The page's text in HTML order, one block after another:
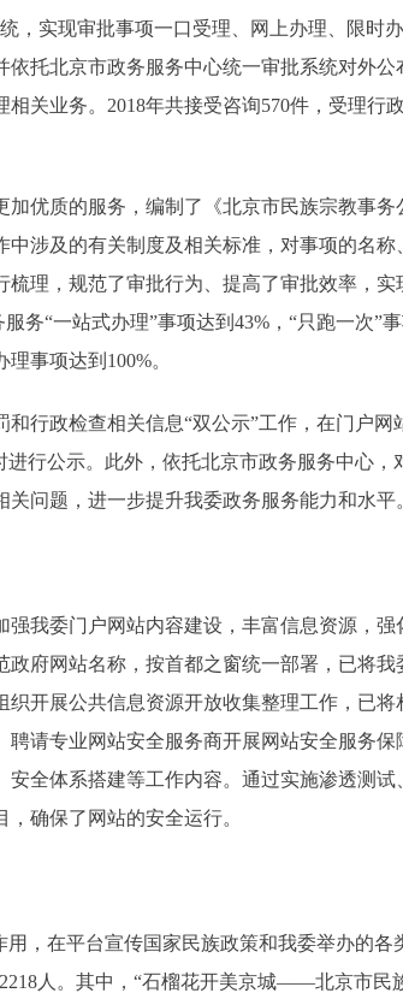
实现审批事项一口受理、网上办理、限时
托北京市政务服务中心统一审批系统对外
关业务。2018年共接受咨询570件，受理行
质的服务，编制了《北京市民族宗教事务
涉及的有关制度及相关标准，对事项的名
理，规范了审批行为、提高了审批效率，
务“一站式办理”事项达到43%，“只跑一次”
事项达到100%。
政检查相关信息“双公示”工作，在门户网
行公示。此外，依托北京市政务服务中心，
问题，进一步提升我委政务服务能力和水平
委门户网站内容建设，丰富信息资源，强
府网站名称，按首都之窗统一部署，已将
开展公共信息资源开放收集整理工作，已
请专业网站安全服务商开展网站安全服务
全体系搭建等工作内容。通过实施渗透测试
确保了网站的安全运行。
，在平台宣传国家民族政策和我委举办的各
人。其中，“石榴花开美京城——北京市民